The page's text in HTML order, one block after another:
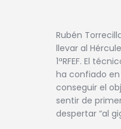
Rubén
llevar al
1ªRFEF. El
ha confiado
conseguir el
sentir de
despertar “al